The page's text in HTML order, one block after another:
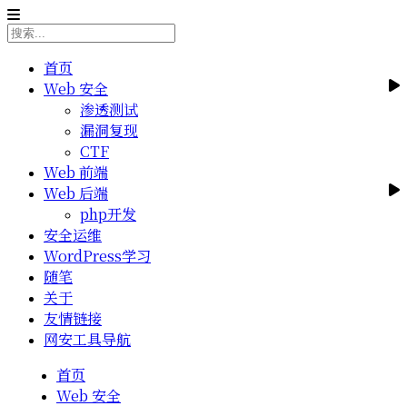
首页
Web 安全
渗透测试
漏洞复现
CTF
Web 前端
Web 后端
php开发
安全运维
WordPress学习
随笔
关于
友情链接
网安工具导航
首页
Web 安全